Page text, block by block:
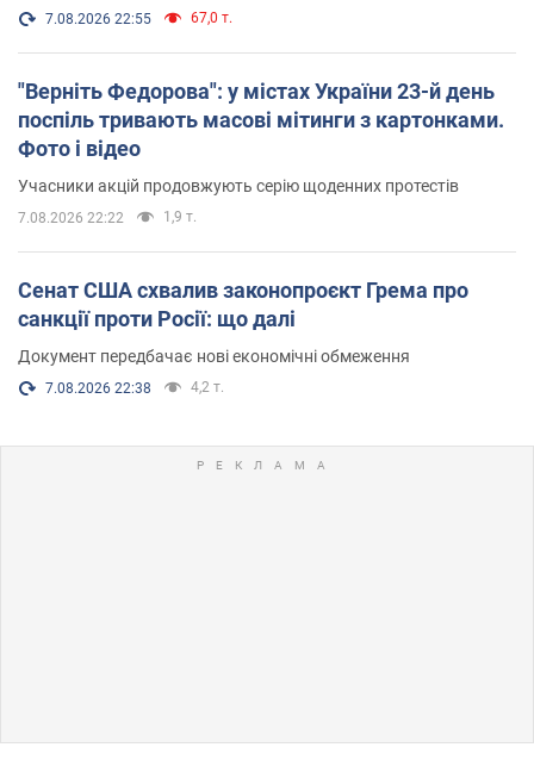
7.08.2026 22:55 67,0 т.
"Верніть Федорова": у містах України 23-й день
поспіль тривають масові мітинги з картонками.
Фото і відео
Учасники акцій продовжують серію щоденних протестів
7.08.2026 22:22 1,9 т.
Сенат США схвалив законопроєкт Грема про
санкції проти Росії: що далі
Документ передбачає нові економічні обмеження
7.08.2026 22:38 4,2 т.